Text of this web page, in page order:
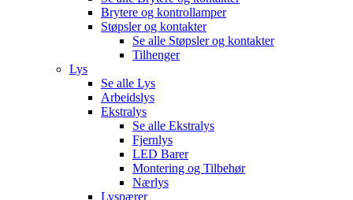
Brytere og kontrollamper
Støpsler og kontakter
Se alle Støpsler og kontakter
Tilhenger
Lys
Se alle Lys
Arbeidslys
Ekstralys
Se alle Ekstralys
Fjernlys
LED Barer
Montering og Tilbehør
Nærlys
Lyspærer